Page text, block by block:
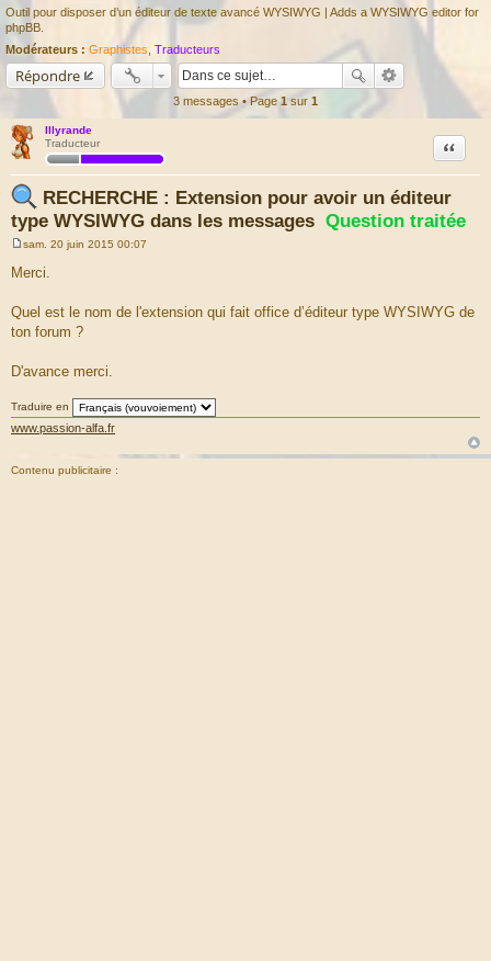
Outil pour disposer d’un éditeur de texte avancé WYSIWYG | Adds a WYSIWYG editor for
phpBB.
Modérateurs : Graphistes Traducteurs
Répondre
3 messages • Page 1 sur 1
Illyrande
Traducteur
RECHERCHE : Extension pour avoir un éditeur
type WYSIWYG dans les messages Question traitée
Citation
s
g
e
sam. 20 juin 2015 00:07
Merci.
Quel est le nom de l'extension qui fait office d’éditeur type WYSIWYG de
ton forum ?
D'avance merci.
Traduire en
www.passion-alfa.fr
Contenu publicitaire :